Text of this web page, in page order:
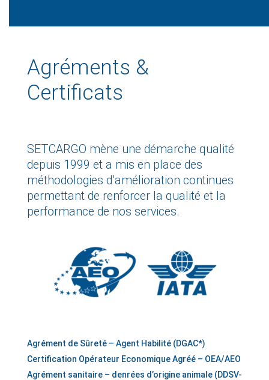
Agréments &
Certificats
SETCARGO mène une démarche qualité
depuis 1999 et a mis en place des
méthodologies d’amélioration continues
permettant de renforcer la qualité et la
performance de nos services.
Agrément de Sûreté – Agent Habilité (DGAC*)
Certification Opérateur Economique Agréé – OEA/AEO
Agrément sanitaire – denrées d’origine animale (DDSV-